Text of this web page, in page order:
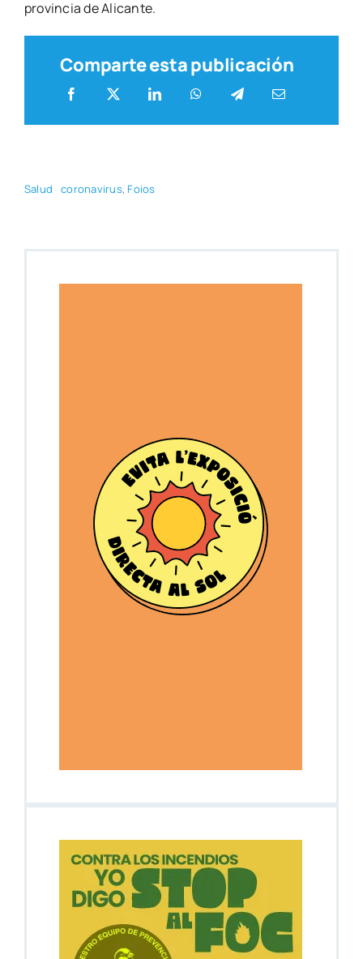
pro­vin­cia de Ali­can­te.
Comparte esta publicación
Salud coro­na­vi­rus, Foios